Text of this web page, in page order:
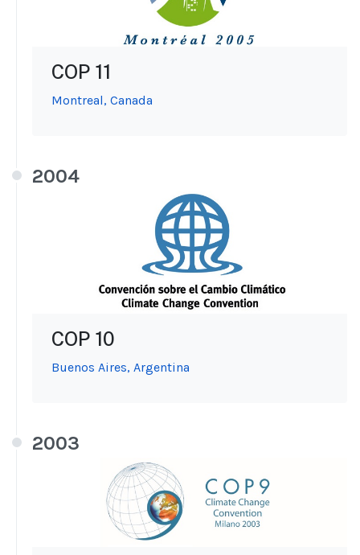
COP 11
Montreal, Canada
2004
COP 10
Buenos Aires, Argentina
2003